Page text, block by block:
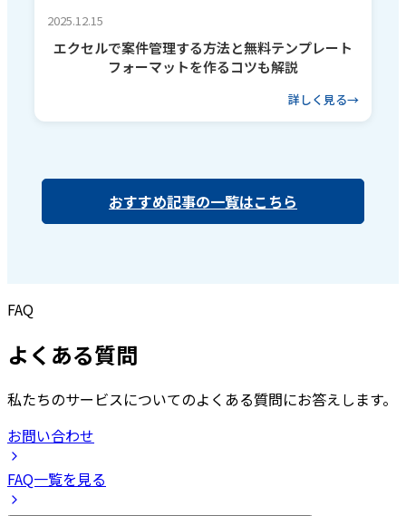
2025.12.15
エクセルで案件管理する方法と無料テンプレート
フォーマットを作るコツも解説
詳しく見る
おすすめ記事の一覧はこちら
FAQ
よくある質問
私たちのサービスについてのよくある質問にお答えします。
お問い合わせ
FAQ一覧を見る